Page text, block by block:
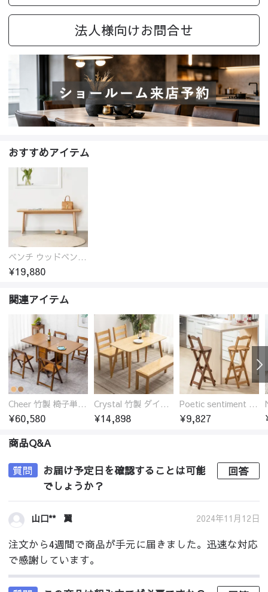
法人様向けお問合せ
おすすめアイテム
ベンチ ウッドベンチ オーク ダイニングベンチ 2人掛け 二人掛け 長椅子 ウッド 玄関スツール オーク材 ラタン 椅子 アジアンテイスト おしゃれ チェア いす イス 北欧
¥19,880
関連アイテム
Cheer 竹製 椅子単品 バタフライテーブル 折りたたみダイニングテーブル単品 椅子セット 伸縮
¥60,580
Crystal 竹製 ダイニングテーブル
¥14,898
Poetic sentiment 竹製 折りたたみ カウンターチェア 椅子 ハイ スツール
¥9,827
商品Q&A
質問
お届け予定日を確認することは可能
でしょうか？
回答
山口** 翼 2024年11月12日
注文から4週間で商品が手元に届きました。迅速な対応
で感謝しています。